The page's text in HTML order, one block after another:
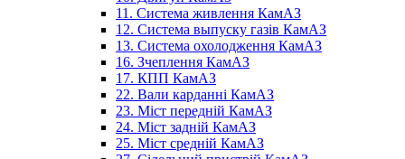
11. Система живлення КамАЗ
12. Система выпуску газів КамАЗ
13. Система охолодження КамАЗ
16. Зчеплення КамАЗ
17. КПП КамАЗ
22. Вали карданні КамАЗ
23. Міст передній КамАЗ
24. Міст задній КамАЗ
25. Міст средній КамАЗ